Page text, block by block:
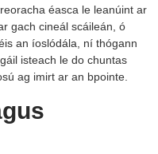
éasca le leanúint ar
gach cineál scáileán, ó
an íoslódála, ní thógann
isteach le do chuntas
ag imirt ar an bpointe.